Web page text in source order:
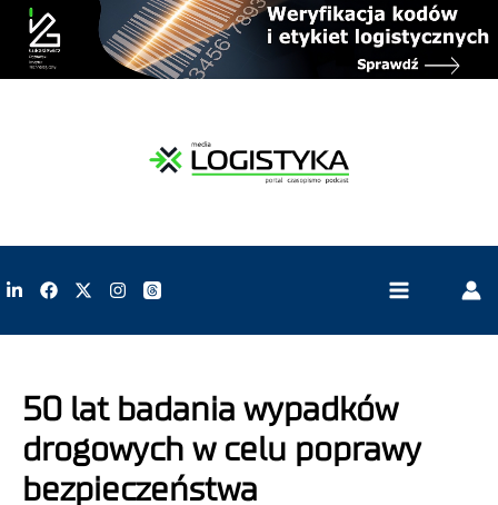
50 lat badania wypadków
drogowych w celu poprawy
bezpieczeństwa